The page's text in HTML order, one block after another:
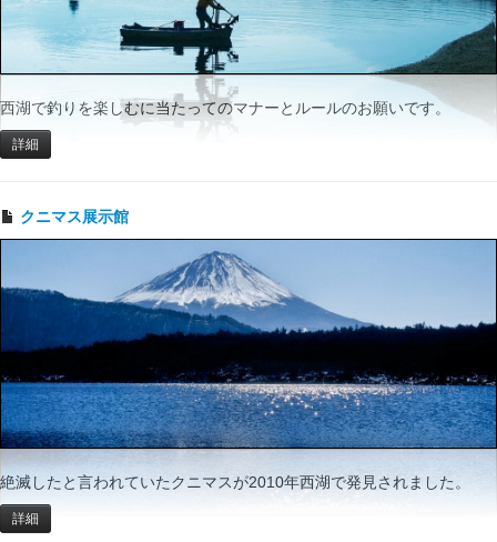
西湖で釣りを楽しむに当たってのマナーとルールのお願いです。
詳細
クニマス展示館
絶滅したと言われていたクニマスが2010年西湖で発見されました。
詳細